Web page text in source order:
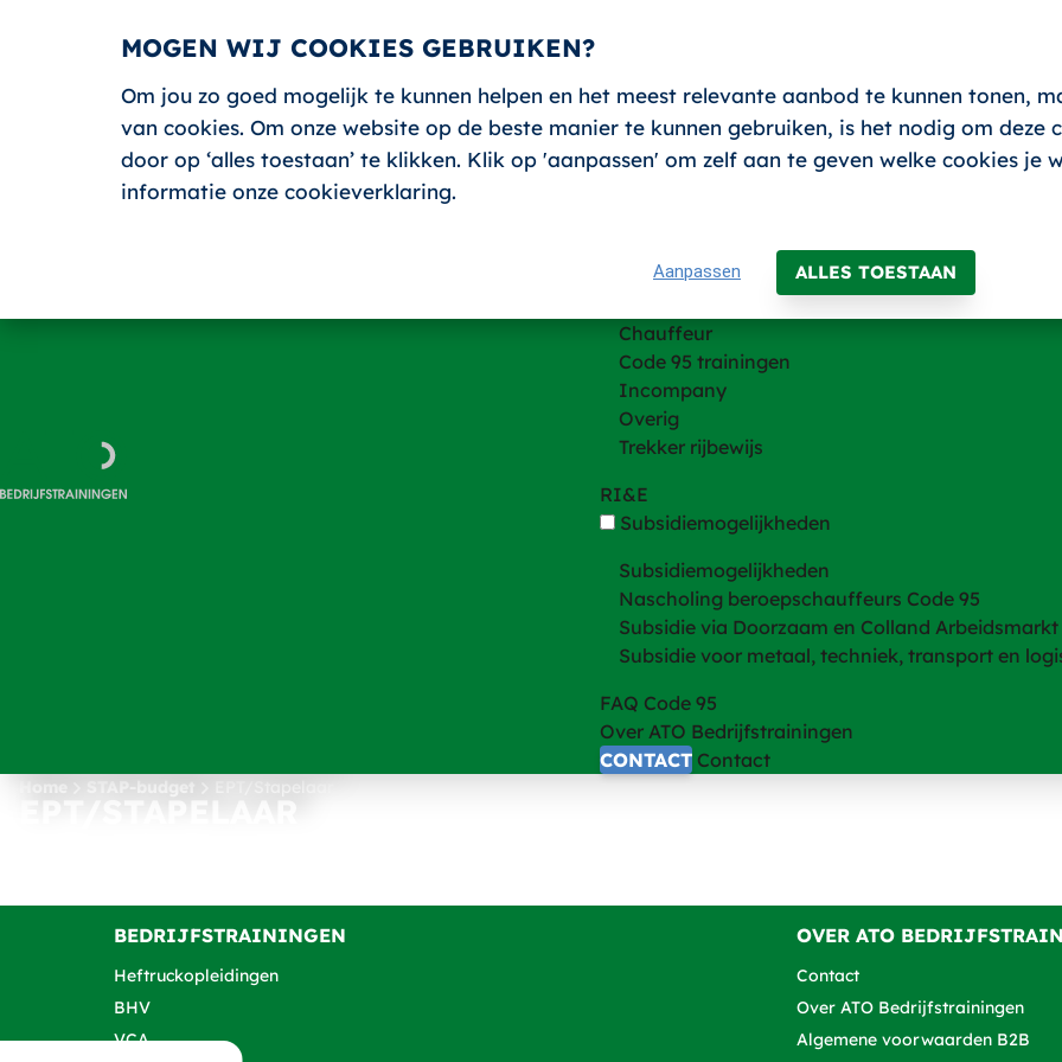
MOGEN WIJ COOKIES GEBRUIKEN?
Om jou zo goed mogelijk te kunnen helpen en het meest relevante aanbod te kunnen tonen,
van cookies. Om onze website op de beste manier te kunnen gebruiken, is het nodig om deze
door op ‘alles toestaan’ te klikken. Klik op 'aanpassen' om zelf aan te geven welke cookies je
informatie onze cookieverklaring.
Aanpassen ALLES TOESTAAN
Trainingen
VCA
Chauffeur
Code 95 trainingen
Incompany
Overig
Trekker rijbewijs
RI&E
Subsidiemogelijkheden
Subsidiemogelijkheden
Nascholing beroepschauffeurs Code 95
Subsidie via Doorzaam en Colland Arbeidsmarkt
Subsidie voor metaal, techniek, transport en
FAQ Code 95
Over ATO Bedrijfstrainingen
CONTACT Contact
Home STAP-budget EPT/Stapelaar
EPT/STAPELAAR
BEDRIJFSTRAININGEN
Heftruckopleidingen
BHV
VCA
OVER ATO
Contact
Over ATO Bedrijfstrainingen
Algemene voorwaarden B2B